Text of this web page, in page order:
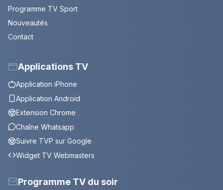
Programme TV Sport
Nouveautés
Contact
Applications TV
Application iPhone
Application Android
Extension Chrome
Chaîne Whatsapp
Suivre TVP sur Google
Widget TV Webmasters
Programme TV du soir